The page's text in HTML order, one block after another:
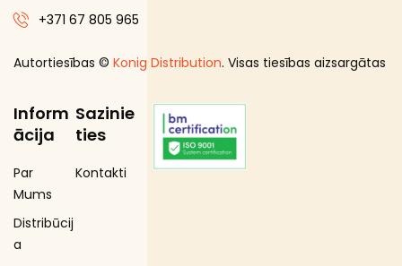
Karsto dzērienu krūžu piederumi
Maisiņi ar rokturiem
Porciju trauki
Salmiņi
+371 67 805 965
Autortiesības © Konig Distribution. Visas tiesības aizsargātas
Inform
ācija
Par
Mums
Distribūcij
a
Sazinie
ties
Kontakti